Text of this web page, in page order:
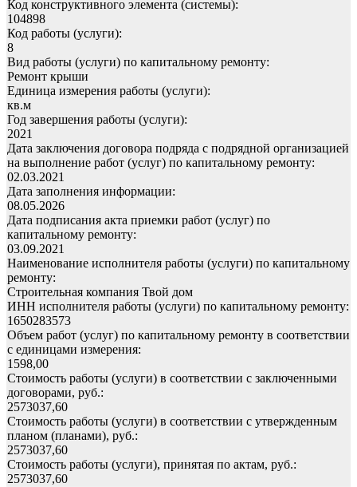
Код конструктивного элемента (системы):
104898
Код работы (услуги):
8
Вид работы (услуги) по капитальному ремонту:
Ремонт крыши
Единица измерения работы (услуги):
кв.м
Год завершения работы (услуги):
2021
Дата заключения договора подряда с подрядной организацией
на выполнение работ (услуг) по капитальному ремонту:
02.03.2021
Дата заполнения информации:
08.05.2026
Дата подписания акта приемки работ (услуг) по
капитальному ремонту:
03.09.2021
Наименование исполнителя работы (услуги) по капитальному
ремонту:
Строительная компания Твой дом
ИНН исполнителя работы (услуги) по капитальному ремонту:
1650283573
Объем работ (услуг) по капитальному ремонту в соответствии
с единицами измерения:
1598,00
Стоимость работы (услуги) в соответствии с заключенными
договорами, руб.:
2573037,60
Стоимость работы (услуги) в соответствии с утвержденным
планом (планами), руб.:
2573037,60
Стоимость работы (услуги), принятая по актам, руб.:
2573037,60